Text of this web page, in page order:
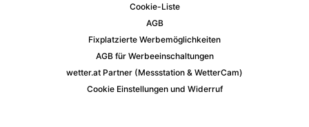
Cookie-Liste
AGB
Fixplatzierte Werbemöglichkeiten
AGB für Werbeeinschaltungen
wetter.at Partner (Messstation & WetterCam)
Cookie Einstellungen und Widerruf